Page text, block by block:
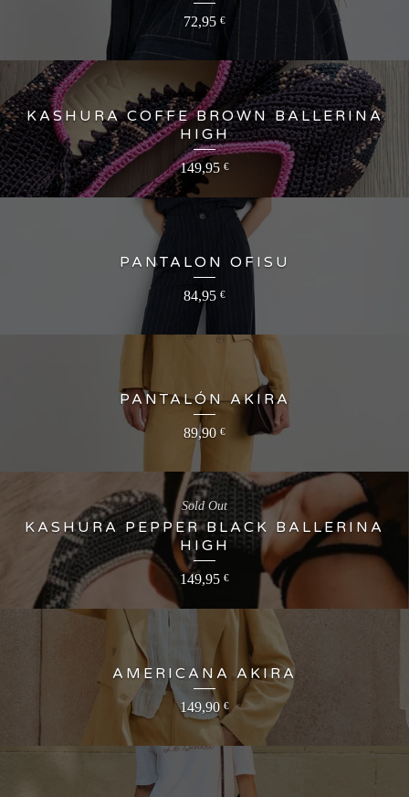
72,95 €
KASHURA COFFE BROWN BALLERINA
HIGH
149,95 €
PANTALON OFISU
84,95 €
PANTALÓN AKIRA
89,90 €
KASHURA PEPPER BLACK BALLERINA
HIGH
149,95 €
Sold Out
AMERICANA AKIRA
149,90€